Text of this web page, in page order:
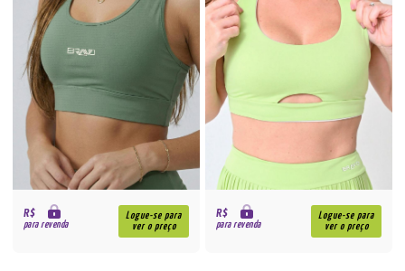
R$
para revenda
Logue-se para
ver o preço
R$
para revenda
Logue-se para
ver o preço